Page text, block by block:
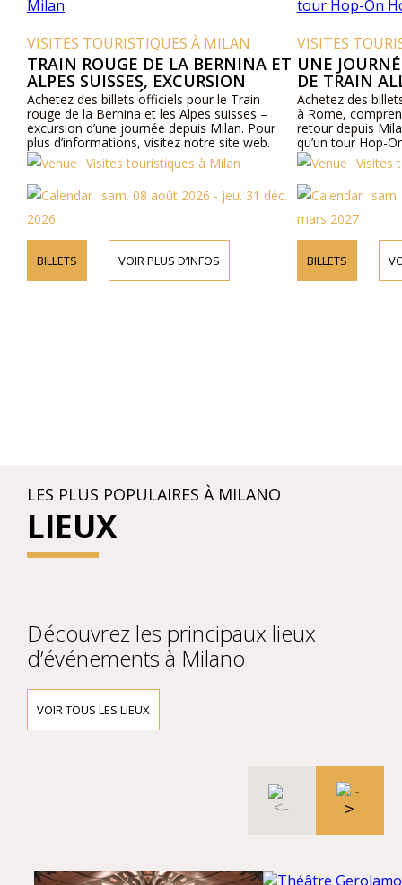
À MILAN
DE LA BERNINA ET
EXCURSION
DEPUIS MILAN
officiels pour le Train
et les Alpes suisses –
journée depuis Milan. Pour
visitez notre site web.
touristiques à Milan
08 août 2026 - jeu. 31 déc.
VOIR PLUS D’INFOS
VISITES TOURISTIQUES À
UNE JOURNÉE À ROME,
DE TRAIN ALLER-RETOUR
MILAN VERS ROME ET
HOP-ON HOP-OFF DE ROME
Achetez des billets officiels pour Une
à Rome, comprenant un billet de
retour depuis Milan, Italie vers Rome
qu’un tour Hop-On Hop-Off de Rome.
plus d’informations, visitez notre site
Visites touristiques à Milan
sam. 08 août 2026 -
BILLETS VOIR PLUS D’INFOS
LES PLUS POPULAIRES À MILANO
LIEUX
Découvrez les principaux lieux
d’événements à Milano
VOIR TOUS LES LIEUX